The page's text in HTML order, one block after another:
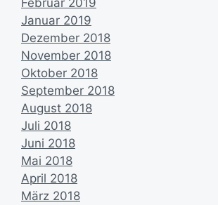
Januar 2019
Dezember 2018
November 2018
Oktober 2018
September 2018
August 2018
Juli 2018
Juni 2018
Mai 2018
April 2018
März 2018